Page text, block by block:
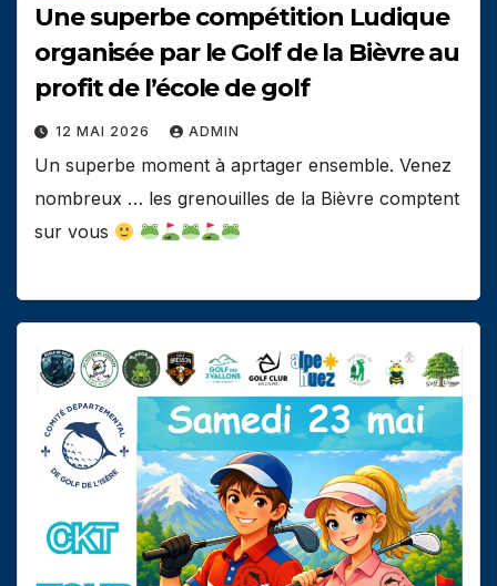
Une superbe compétition Ludique
organisée par le Golf de la Bièvre au
profit de l’école de golf
12 MAI 2026 ADMIN
Un superbe moment à aprtager ensemble. Venez
nombreux … les grenouilles de la Bièvre comptent
sur vous